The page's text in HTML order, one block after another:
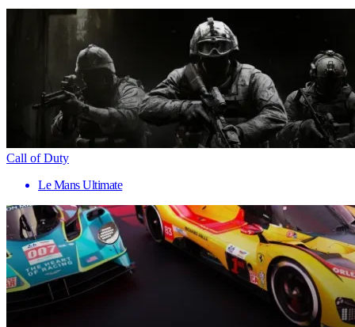
Call of Duty
Le Mans Ultimate